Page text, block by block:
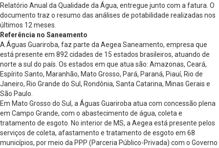
Relatório Anual da Qualidade da Água, entregue junto com a fatura. O
documento traz o resumo das análises de potabilidade realizadas nos
últimos 12 meses.
Referência no Saneamento
A Águas Guariroba, faz parte da Aegea Saneamento, empresa que
está presente em 892 cidades de 15 estados brasileiros, atuando de
norte a sul do país. Os estados em que atua são: Amazonas, Ceará,
Espírito Santo, Maranhão, Mato Grosso, Pará, Paraná, Piauí, Rio de
Janeiro, Rio Grande do Sul, Rondônia, Santa Catarina, Minas Gerais e
São Paulo.
Em Mato Grosso do Sul, a Águas Guariroba atua com concessão plena
em Campo Grande, com o abastecimento de água, coleta e
tratamento de esgoto. No interior de MS, a Aegea está presente pelos
serviços de coleta, afastamento e tratamento de esgoto em 68
municípios, por meio da PPP (Parceria Público-Privada) com o Governo